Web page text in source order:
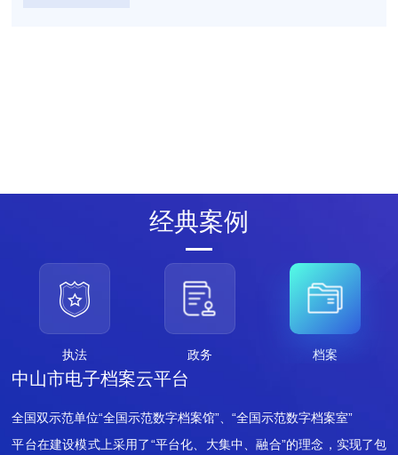
经典案例
执法 政务 档案
韶关市电子政务综合应用平台
韶关OA从2019年12月份上线以来，截至2021年11月，已在全市
5000多家单位上线使用，注册用户超过6万人，累计办理公文170多
上海市统一综合执法系统
为落实上海市委、市政府关于法治政府、数字政府建设的相关工作要
求，上海市构建覆盖市、区、街镇三级的统一综合执法系统，推动执
广东省一体化行政执法平台（简称：粤执法）
广东省一体化行政执法平台实现省、市、县（市、区）、乡镇（街
道）四级行政执法主体的执法程序网上流转、执法信息自动采集、执
广东省统一申办受理平台
集线上线下统一申办、公共审批、效能监督、电子文件归档（试
点）、标准规范对接于一体的综合业务申办受理平台，助力广东省
中山市电子档案云平台
全国双示范单位“全国示范数字档案馆”、“全国示范数字档案室”
平台在建设模式上采用了“平台化、大集中、融合”的理念，实现了包